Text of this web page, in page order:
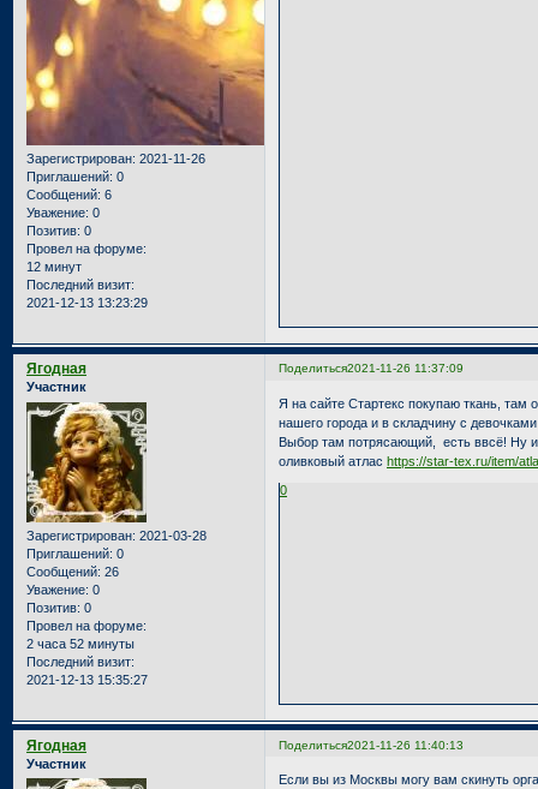
Зарегистрирован: 2021-11-26
Приглашений: 0
Сообщений: 6
Уважение: 0
Позитив: 0
Провел на форуме:
12 минут
Последний визит:
2021-12-13 13:23:29
Поделиться2021-11-26 11:37:09
Ягодная
Участник
Зарегистрирован: 2021-03-28
Приглашений: 0
Сообщений: 26
Уважение: 0
Позитив: 0
Провел на форуме:
2 часа 52 минуты
Последний визит:
2021-12-13 15:35:27
Я на сайте Стартекс покупаю ткань, там
нашего города и в складчину с
Выбор там потрясающий, есть ввсё! Ну
оливковый атласhttps://star-tex.ru/item/
0
Поделиться2021-11-26 11:40:13
Ягодная
Участник
Если вы из Москвы могу вам скинуть